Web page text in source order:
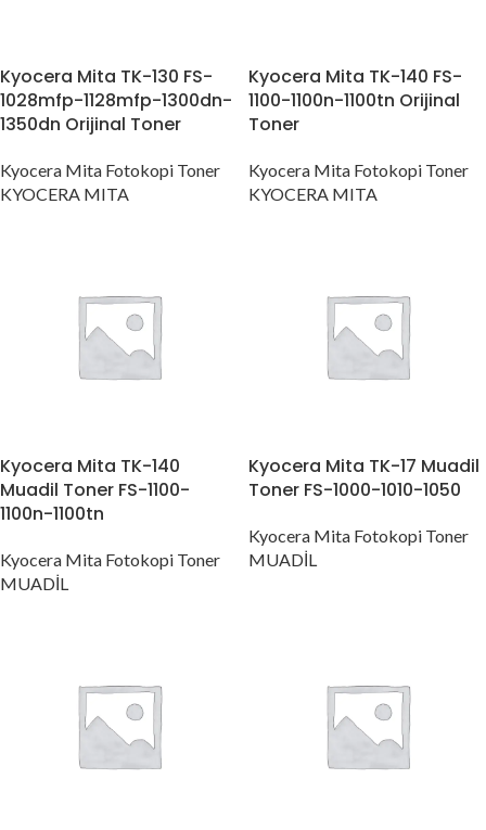
Kyocera Mita TK-130 FS-
1028mfp-1128mfp-1300dn-
1350dn Orijinal Toner
Kyocera Mita Fotokopi Toner
KYOCERA MITA
Kyocera Mita TK-140 FS-
1100-1100n-1100tn Orijinal
Toner
Kyocera Mita Fotokopi Toner
KYOCERA MITA
Kyocera Mita TK-140
Muadil Toner FS-1100-
1100n-1100tn
Kyocera Mita Fotokopi Toner
MUADİL
Kyocera Mita TK-17 Muadil
Toner FS-1000-1010-1050
Kyocera Mita Fotokopi Toner
MUADİL